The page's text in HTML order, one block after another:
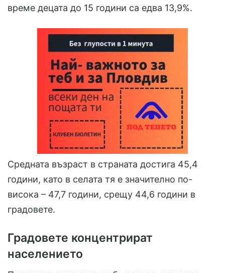
време децата до 15 години са едва 13,9%.
Средната възраст в страната достига 45,4
години, като в селата тя е значително по-
висока – 47,7 години, срещу 44,6 години в
градовете.
Градовете концентрират
населението